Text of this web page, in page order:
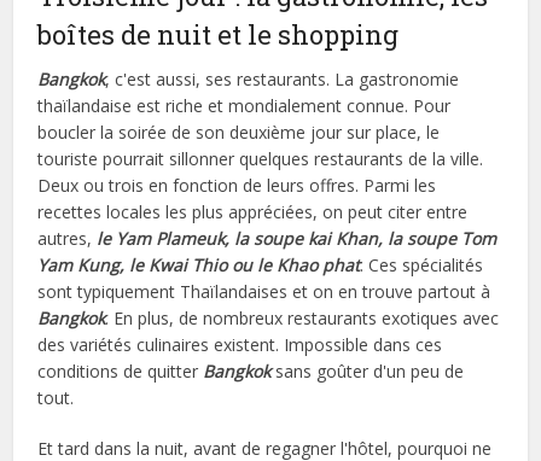
boîtes de nuit et le shopping
Bangkok, c'est aussi, ses restaurants. La gastronomie
thaïlandaise est riche et mondialement connue. Pour
boucler la soirée de son deuxième jour sur place, le
touriste pourrait sillonner quelques restaurants de la ville.
Deux ou trois en fonction de leurs offres. Parmi les
recettes locales les plus appréciées, on peut citer entre
autres, le Yam Plameuk, la soupe kai Khan, la soupe Tom
Yam Kung, le Kwai Thio ou le Khao phat. Ces spécialités
sont typiquement Thaïlandaises et on en trouve partout à
Bangkok. En plus, de nombreux restaurants exotiques avec
des variétés culinaires existent. Impossible dans ces
conditions de quitter Bangkoksans goûter d'un peu de
tout.
Et tard dans la nuit, avant de regagner l'hôtel, pourquoi ne